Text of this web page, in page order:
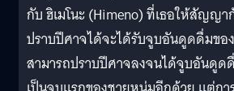
กับ ฮิเมโนะ (Himeno) ที่เธอให้สัญญา
ปราบปีศาจได้จะได้รับจูบอันดูดดื่มของ
สามารถปราบปีศาจลงจนได้จูบอันดู